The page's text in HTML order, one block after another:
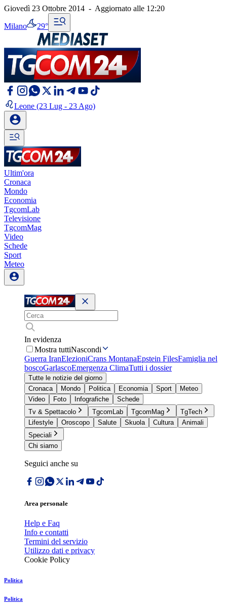
Giovedì 23 Ottobre 2014 - Aggiornato alle 12:20
Milano 29°
Leone (23 Lug - 23 Ago)
Ultim'ora
Cronaca
Mondo
Economia
TgcomLab
Televisione
TgcomMag
Video
Schede
Sport
Meteo
In evidenza
Mostra tuttiNascondi
Guerra IranElezioniCrans MontanaEpstein FilesFamiglia nel
boscoGarlascoEmergenza ClimaTutti i dossier
Tutte le notizie del giorno
Cronaca
Mondo Politica Economia Sport
Meteo
Video
Foto Infografiche
Schede
Tv & Spettacolo
TgcomLab TgcomMag
TgTech
Lifestyle
Oroscopo Salute Skuola Cultura
Animali
Speciali
Chi siamo
Seguici anche su
Area personale
Help e Faq
Info e contatti
Termini del servizio
Utilizzo dati e privacy
Cookie Policy
Politica
Politica